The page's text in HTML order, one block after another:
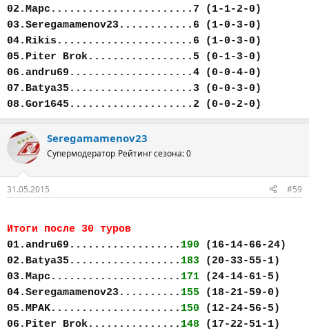
02.Марс.......................7 (1-1-2-0)
03.Seregamamenov23............6 (1-0-3-0)
04.Rikis......................6 (1-0-3-0)
05.Piter Brok.................5 (0-1-3-0)
06.andru69....................4 (0-0-4-0)
07.Batya35....................3 (0-0-3-0)
08.Gor1645....................2 (0-0-2-0)
Seregamamenov23
Супермодератор Рейтинг сезона: 0
31.05.2015 #59
Итоги после 30 туров
01.andru69.................. 190 (16-14-66-24)
02.Batya35.................. 183 (20-33-55-1)
03.Марс..................... 171 (24-14-61-5)
04.Seregamamenov23.......... 155 (18-21-59-0)
05.MPAK..................... 150 (12-24-56-5)
06.Piter Brok............... 148 (17-22-51-1)